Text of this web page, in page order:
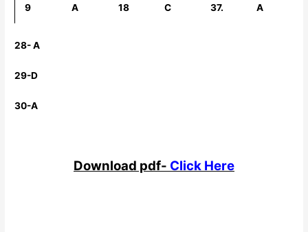
9 A 18 C 37. A
28- A
29-D
30-A
Download pdf- Click Here